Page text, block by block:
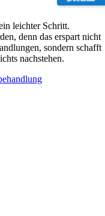
leichter Schritt.
denn das erspart nicht
sondern schafft
nachstehen.